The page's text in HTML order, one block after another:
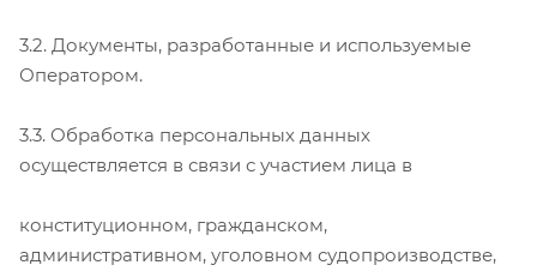
3.2. Документы, разработанные и используемые
Оператором.
3.3. Обработка персональных данных
осуществляется в связи с участием лица в
конституционном, гражданском,
административном, уголовном судопроизводстве,